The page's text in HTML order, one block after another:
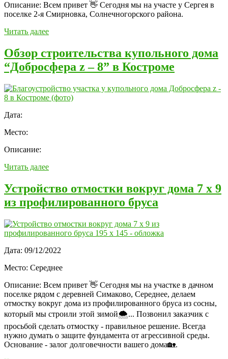
Описание: Всем привет 👋 Сегодня мы на участе у Сергея в
поселке 2-я Смирновка, Солнечногорского района.
Читать далее
Обзор строительства купольного дома
“Добросфера z – 8” в Костроме
Дата:
Место:
Описание:
Читать далее
Устройство отмостки вокруг дома 7 х 9
из профилированного бруса
Дата: 09/12/2022
Место: Середнее
Описание: Всем привет 👋 Сегодня мы на участке в дачном
поселке рядом с деревней Симаково, Середнее, делаем
отмостку вокруг дома из профилированного бруса из сосны,
который мы строили этой зимой🌨... Позвонил заказчик с
просьбой сделать отмостку - правильное решение. Всегда
нужно думать о защите фундамента от агрессивной среды.
Основание - залог долговечности вашего дома🏡.